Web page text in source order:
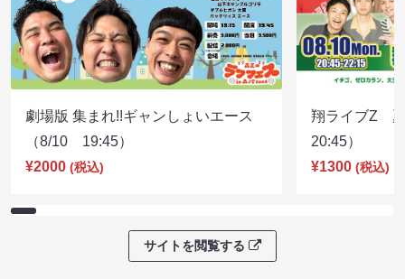
劇場版 集まれ!!ギャンしょいエース
（8/10 19:45）
¥2000 (税込)
翔ライブZ
20:45）
¥1300 (税込)
サイトを閲覧する